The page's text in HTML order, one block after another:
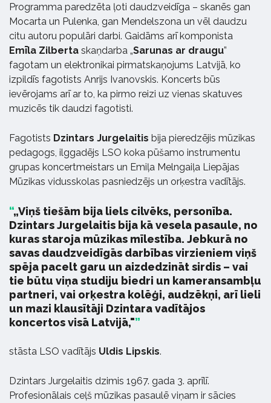
Programma paredzēta ļoti daudzveidīga – skanēs gan
Mocarta un Pulenka, gan Mendelszona un vēl daudzu
citu autoru populāri darbi. Gaidāms arī komponista
Emīla Zilberta skaņdarba „Sarunas ar draugu”
fagotam un elektronikai pirmatskaņojums Latvijā, ko
izpildīs fagotists Anrijs Ivanovskis. Koncerts būs
ievērojams arī ar to, ka pirmo reizi uz vienas skatuves
muzicēs tik daudzi fagotisti.
Fagotists Dzintars Jurgelaitis bija pieredzējis mūzikas
pedagogs, ilggadējs LSO koka pūšamo instrumentu
grupas koncertmeistars un Emiļa Melngaiļa Liepājas
Mūzikas vidusskolas pasniedzējs un orķestra vadītājs.
„Viņš tiešām bija liels cilvēks, personība.
Dzintars Jurgelaitis bija kā vesela pasaule, no
kuras staroja mūzikas mīlestība. Jebkurā no
savas daudzveidīgās darbības virzieniem viņš
spēja pacelt garu un aizdedzināt sirdis – vai
tie būtu viņa studiju biedri un kameransambļu
partneri, vai orķestra kolēģi, audzēkņi, arī lieli
un mazi klausītāji Dzintara vadītājos
koncertos visā Latvijā,"
stāsta LSO vadītājs Uldis Lipskis.
Dzintars Jurgelaitis dzimis 1967. gada 3. aprīlī.
Profesionālais ceļš mūzikas pasaulē viņam ir sācies